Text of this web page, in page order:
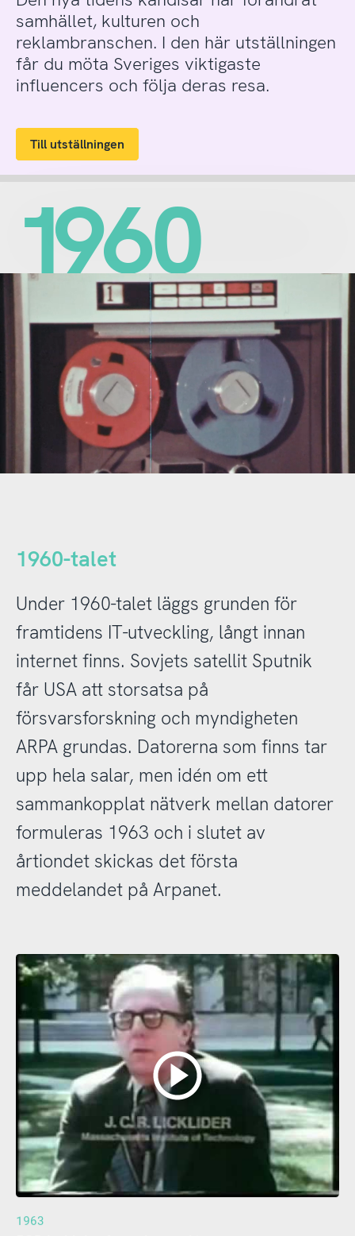
samhället, kulturen och
reklambranschen. I den här utställningen
får du möta Sveriges viktigaste
influencers och följa deras resa.
Till utställningen
1960
1960-talet
Under 1960-talet läggs grunden för
framtidens IT-utveckling, långt innan
internet finns. Sovjets satellit Sputnik
får USA att storsatsa på
försvarsforskning och myndigheten
ARPA grundas. Datorerna som finns tar
upp hela salar, men idén om ett
sammankopplat nätverk mellan datorer
formuleras 1963 och i slutet av
årtiondet skickas det första
meddelandet på Arpanet.
1963